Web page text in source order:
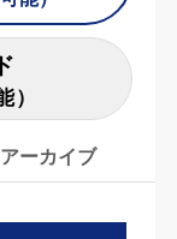
）
ーカイブ